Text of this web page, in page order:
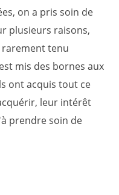
on a pris soin de
plusieurs raisons,
tenu
mis des bornes aux
ont acquis tout ce
leur intérêt
prendre soin de